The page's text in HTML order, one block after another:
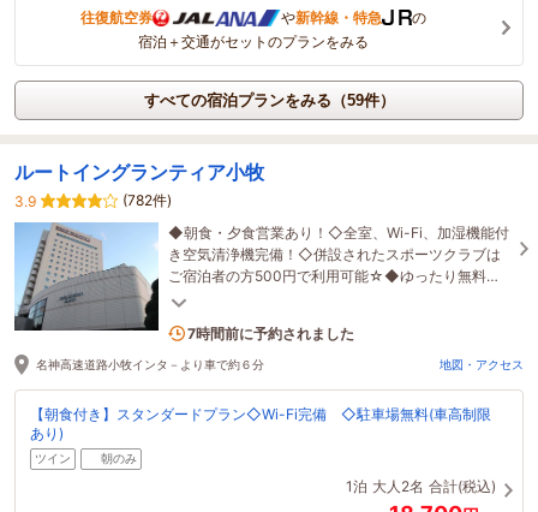
往復航空券 や新幹線・特急
の
宿泊＋交通がセットのプランをみる
すべての宿泊プランをみる（59件）
ルートイングランティア小牧
3.9
(782件)
◆朝食・夕食営業あり！◇全室、Wi-Fi、加湿機能付
き空気清浄機完備！◇併設されたスポーツクラブは
ご宿泊者の方500円で利用可能☆◆ゆったり無料駐
車場完備◇名古屋まで電車で約15分＊お車で約45
7時間前に予約されました
名神高速道路小牧インタ－より車で約６分 地図・アクセス
【朝食付き】スタンダードプラン◇Wi-Fi完備 ◇駐車場無料(車高制限
あり)
ツイン 朝のみ
1泊 大人2名 合計(税込)